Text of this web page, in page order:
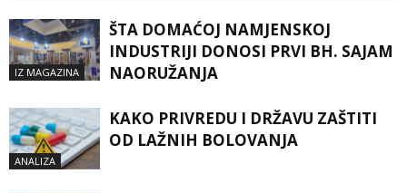
IZ MAGAZINA
ŠTA DOMAĆOJ NAMJENSKOJ
INDUSTRIJI DONOSI PRVI BH. SAJAM
NAORUŽANJA
ANALIZA
KAKO PRIVREDU I DRŽAVU ZAŠTITI
OD LAŽNIH BOLOVANJA